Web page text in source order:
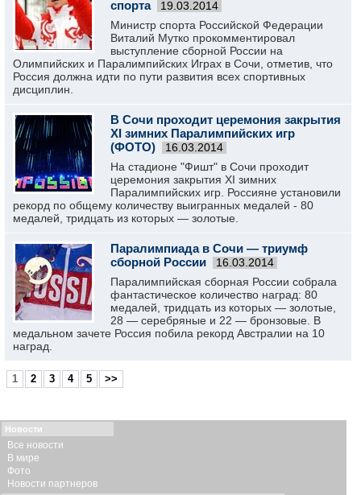
спорта
19.03.2014
Министр спорта Российской Федерации
Виталий Мутко прокомментировал
выступление сборной России на
Олимпийских и Паралимпийских Играх в Сочи, отметив, что
Россия должна идти по пути развития всех спортивных
дисциплин.
В Сочи проходит церемония закрытия
XI зимних Паралимпийских игр
(ФОТО)
16.03.2014
На стадионе "Фишт" в Сочи проходит
церемония закрытия XI зимних
Паралимпийских игр. Россияне установили
рекорд по общему количеству выигранных медалей - 80
медалей, тридцать из которых — золотые.
Паралимпиада в Сочи — триумф
сборной России
16.03.2014
Паралимпийская сборная России собрала
фантастическое количество наград: 80
медалей, тридцать из которых — золотые,
28 — серебряные и 22 — бронзовые. В
медальном зачете Россия побила рекорд Австралии на 10
наград.
1 2 3 4 5 >>
Новости
Все новости
В мире
Фото
Новости партнеров